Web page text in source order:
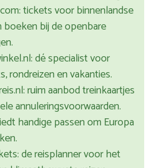
tickets voor binnenlandse
boeken bij de openbare
dé specialist voor
rondreizen en vakanties.
ruim aanbod treinkaartjes
annuleringsvoorwaarden.
handige passen om Europa
de reisplanner voor het